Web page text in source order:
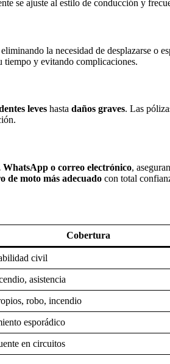
se ajuste al estilo de conducción y
eliminando la necesidad de desplazarse o
tiempo y evitando complicaciones.
leves hasta daños graves. Las
WhatsApp o correo electrónico,
de moto más adecuado con total
Cobertura
civil
asistencia
robo, incendio
esporádico
en circuitos